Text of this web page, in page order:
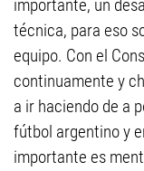
importante, un
técnica, para eso
equipo. Con el
continuamente y
a ir haciendo de a
fútbol argentino y
importante es